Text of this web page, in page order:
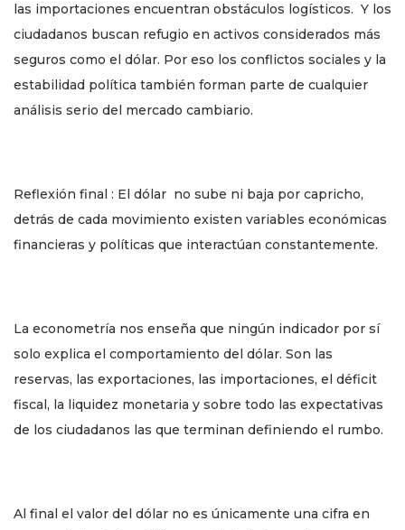
las importaciones encuentran obstáculos logísticos. Y los
ciudadanos buscan refugio en activos considerados más
seguros como el dólar. Por eso los conflictos sociales y la
estabilidad política también forman parte de cualquier
análisis serio del mercado cambiario.
Reflexión final : El dólar no sube ni baja por capricho,
detrás de cada movimiento existen variables económicas
financieras y políticas que interactúan constantemente.
La econometría nos enseña que ningún indicador por sí
solo explica el comportamiento del dólar. Son las
reservas, las exportaciones, las importaciones, el déficit
fiscal, la liquidez monetaria y sobre todo las expectativas
de los ciudadanos las que terminan definiendo el rumbo.
Al final el valor del dólar no es únicamente una cifra en